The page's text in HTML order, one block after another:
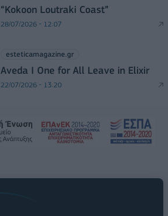
“Kokoon Loutraki Coast”
28/07/2026 - 12:07
esteticamagazine.gr
Aveda I One for All Leave in Elixir
22/07/2026 - 13:20